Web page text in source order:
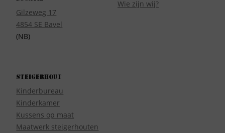
Gilzeweg 17
4854 SE Bavel
(NB)
Wie zijn wij?
Steigerhout
Kinderbureau
Kinderkamer
Kussens op maat
Maatwerk steigerhouten